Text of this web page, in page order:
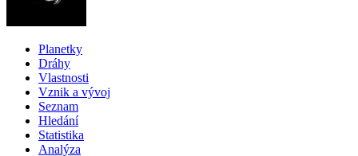
Planetky
Dráhy
Vlastnosti
Vznik a vývoj
Seznam
Hledání
Statistika
Analýza